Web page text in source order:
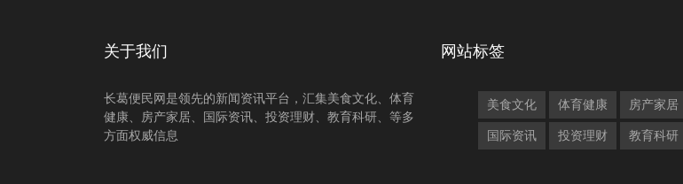
关于我们
长葛便民网是领先的新闻资讯平台，汇集美食文化、体育
健康、房产家居、国际资讯、投资理财、教育科研、等多
方面权威信息
网站标签
美食文化 体育健康 房产家居
国际资讯 投资理财 教育科研